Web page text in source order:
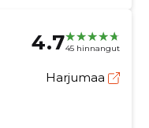
4.745 hinnangut
Harjumaa